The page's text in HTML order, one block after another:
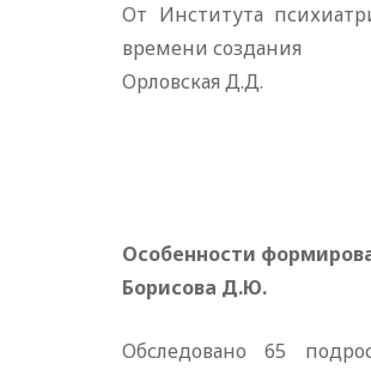
От Института
времени создания
Орловская Д.Д.
Особенности
Борисова Д.Ю.
Обследовано 65